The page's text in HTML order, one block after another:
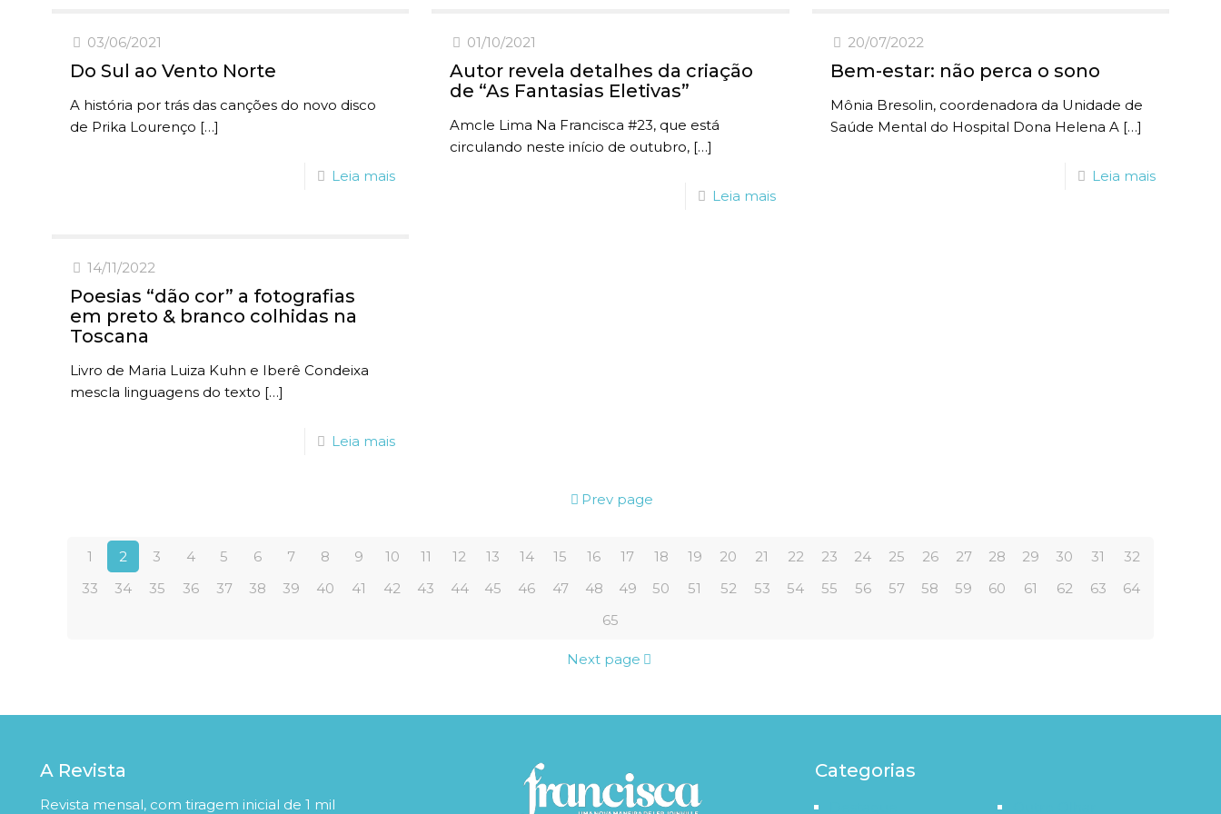
03/06/2021
Do Sul ao Vento Norte
A história por trás das canções do novo disco
de Prika Lourenço […]
Leia mais
01/10/2021
Autor revela detalhes da criação
de “As Fantasias Eletivas”
Amcle Lima Na Francisca #23, que está
circulando neste início de outubro, […]
Leia mais
20/07/2022
Bem-estar: não perca o sono
Mônia Bresolin, coordenadora da Unidade de
Saúde Mental do Hospital Dona Helena A[…]
Leia mais
14/11/2022
Poesias “dão cor” a fotografias
em preto & branco colhidas na
Toscana
Livro de Maria Luiza Kuhn e Iberê Condeixa
mescla linguagens do texto […]
Leia mais
Prev page
1 2 3 4 5 6 7 8 9 10 11 12 13 14 15 16 17 18 19 20 21 22 23 24 25 26 27 28 29 30 31
32
33
34 35 36 37 38 39 40 41 42 43 44 45 46 47 48 49 50 51 52 53 54 55 56 57 58 59 60 61 62 63
64
65
Next page
A Revista
Revista mensal, com tiragem inicial de 1 mil
Categorias